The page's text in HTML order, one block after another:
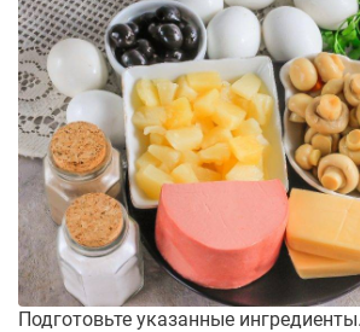
Подготовьте указанные